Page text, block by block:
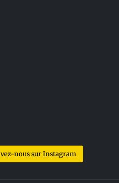
nous sur Instagram